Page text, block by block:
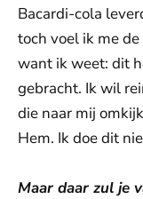
Bacardi-cola
toch voel ik me
want ik weet: dit
gebracht. Ik wil
die naar mij
Hem. Ik doe dit
Maar daar zul je